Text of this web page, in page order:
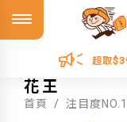
超取
花王
首頁 注目度